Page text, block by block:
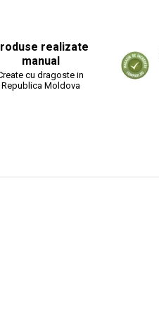
realizate
manual
cu dragoste in
Republica Moldova